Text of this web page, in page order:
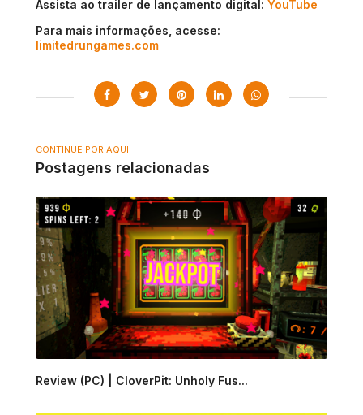
Assista ao trailer de lançamento digital: YouTube
Para mais informações, acesse:
limitedrungames.com
CONTINUE POR AQUI
Postagens relacionadas
Review (PC) | CloverPit: Unholy Fus...